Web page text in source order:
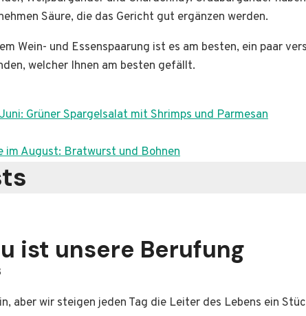
Säure, die das Gericht gut ergänzen werden.
Wein- und Essenspaarung ist es am besten, ein paar
welcher Ihnen am besten gefällt.
Grüner Spargelsalat mit Shrimps und Parmesan
im August: Bratwurst und Bohnen
ist unsere Berufung
aber wir steigen jeden Tag die Leiter des Lebens ein